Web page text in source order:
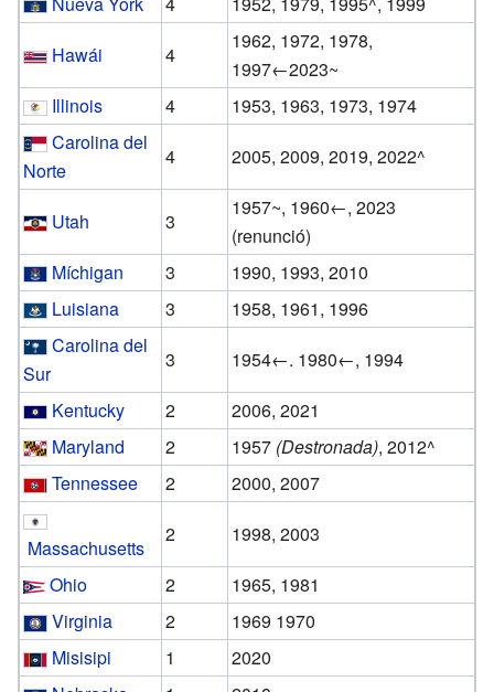
Hawái
4
1962, 1972, 1978,
1997←2023~
Illinois
4
1953, 1963, 1973, 1974
Carolina del
Norte
4 2005, 2009, 2019, 2022^
Utah 3
1957~, 1960←, 2023
(renunció)
Míchigan
3
1990, 1993, 2010
Luisiana
3
1958, 1961, 1996
Carolina del
Sur
3
1954←. 1980←, 1994
Kentucky
2
2006, 2021
Maryland
2 1957 (Destronada), 2012^
Tennessee
2 2000, 2007
Massachusetts
2
1998, 2003
Ohio
2
1965, 1981
Virginia
2
1969 1970
Misisipi
1
2020